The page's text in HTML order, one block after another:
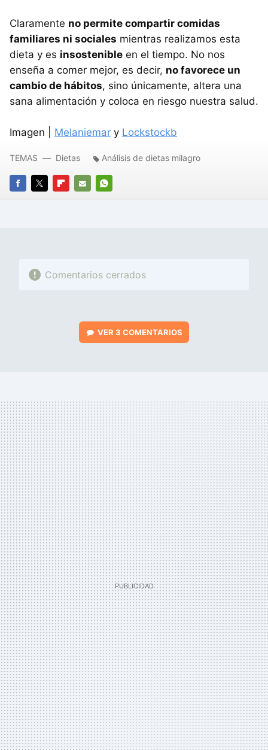
Claramente no permite compartir comidas
familiares ni sociales mientras realizamos esta
dieta y es insostenible en el tiempo. No nos
enseña a comer mejor, es decir, no favorece un
cambio de hábitos, sino únicamente, altera una
sana alimentación y coloca en riesgo nuestra salud.
Imagen | Melaniemar y Lockstockb
FACEBOOK
TWITTERFLIPBOARD
E-
WHATSAPP
TEMAS Dietas Análisis de dietas milagro
Comentarios cerrados
VER 3 COMENTARIOS